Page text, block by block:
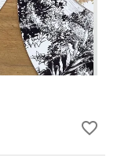
favorite_border